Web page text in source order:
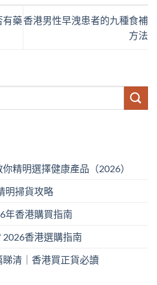
有藥香港男性早洩患者的九種食補
方法
精明選擇健康產品（2026）
明掃貨攻略
年香港購買指南
香港選購指南
清｜香港買正貨必讀